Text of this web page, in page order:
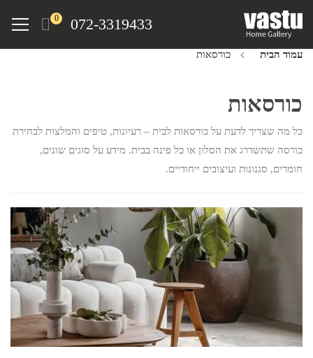
072-3319433
0
Menu
עמוד הבית כורסאות
כורסאות
כל מה שצריך לדעת על כורסאות לבית – רעיונות, טיפים והמלצות לבחירת
כורסה שתשדרג את הסלון או כל פינה בבית. מידע על סוגים שונים,
חומרים, סגנונות ועיצובים ייחודיים.